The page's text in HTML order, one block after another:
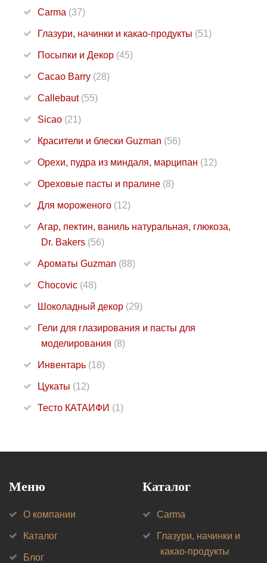
Carma (37)
Глазури, начинки и какао-продукты (51)
Посыпки и Декор (45)
Cacao Barry (28)
Callebaut (55)
Sicao (21)
Красители и блески Guzman (56)
Орехи, пудра из миндаля, марципан (12)
Ореховые пасты и пралине (8)
Для мороженого (12)
Агар, пектин, ваниль натуральная, глюкоза,
Dr. Bakers (56)
Ароматы Guzman (88)
Chocovic (48)
Шоколадный декор (29)
Гели для глазирования и пасты для
моделирования (8)
Инвентарь (18)
Цукаты (12)
Тесто КАТАИФИ (1)
Меню
О компании
Каталог
Блог
Каталог
Carma
Глазури, начинки и
какао-продукты